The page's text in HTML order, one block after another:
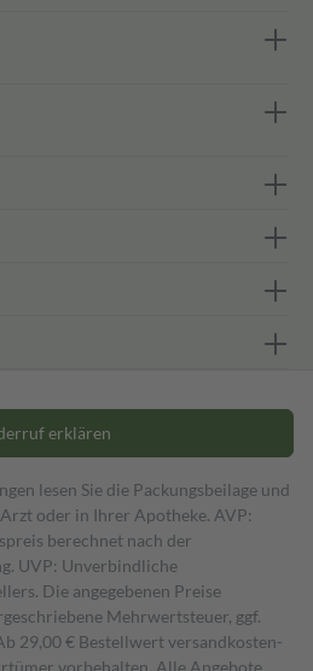
erklären
lesen Sie die Packungsbeilage und
oder in Ihrer Apotheke. AVP:
berechnet nach der
UVP: Unverbindliche
Die angegebenen Preise
Mehrwertsteuer, ggf.
29,00 € Bestell­wert versand­kosten­
vorbehalten. Alle Angebote